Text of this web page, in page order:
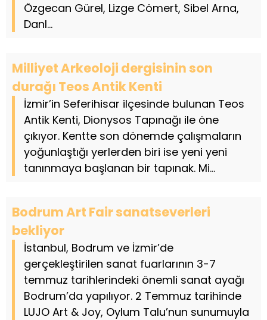
Özgecan Gürel, Lizge Cömert, Sibel Arna,
Danl...
Milliyet Arkeoloji dergisinin son
durağı Teos Antik Kenti
İzmir’in Seferihisar ilçesinde bulunan Teos
Antik Kenti, Dionysos Tapınağı ile öne
çıkıyor. Kentte son dönemde çalışmaların
yoğunlaştığı yerlerden biri ise yeni yeni
tanınmaya başlanan bir tapınak. Mi...
Bodrum Art Fair sanatseverleri
bekliyor
İstanbul, Bodrum ve İzmir’de
gerçekleştirilen sanat fuarlarının 3-7
temmuz tarihlerindeki önemli sanat ayağı
Bodrum’da yapılıyor. 2 Temmuz tarihinde
LUJO Art & Joy, Oylum Talu’nun sunumuyla